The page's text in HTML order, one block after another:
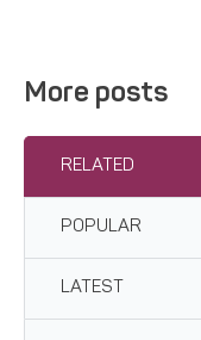
More posts
RELATED
POPULAR
LATEST